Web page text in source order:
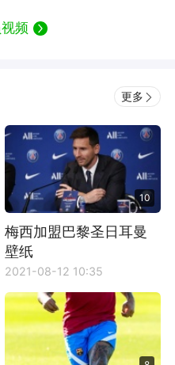
频
更多
10
梅西加盟巴黎圣日耳曼
壁纸
2021-08-12 10:35